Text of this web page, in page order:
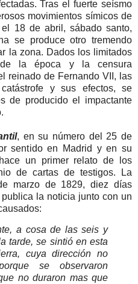
Tras el fuerte seísmo
movimientos símicos de
18 de abril, sábado santo,
se produce otro tremendo
la zona. Dados los limitados
de la época y la censura
reinado de Fernando VII, las
y sus efectos, se
de producido el impactante
, en su número del 25 de
sentido en Madrid y en su
un primer relato de los
de cartas de testigos. La
marzo de 1829, diez días
la noticia junto con un
a cosa de las seis y
tarde, se sintió en esta
cuya dirección no
se observaron
no duraron mas que